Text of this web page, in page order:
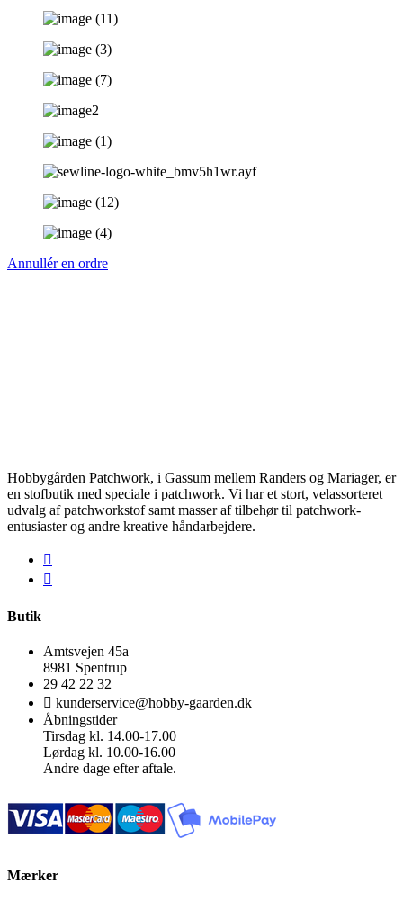
Annullér en ordre
Hobbygården Patchwork, i Gassum mellem Randers og Mariager, er
en stofbutik med speciale i patchwork. Vi har et stort, velassorteret
udvalg af patchworkstof samt masser af tilbehør til patchwork-
entusiaster og andre kreative håndarbejdere.
Butik
Amtsvejen 45a
8981 Spentrup
29 42 22 32
kunderservice@hobby-gaarden.dk
Åbningstider
Tirsdag kl. 14.00-17.00
Lørdag kl. 10.00-16.00
Andre dage efter aftale.
Mærker